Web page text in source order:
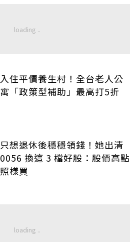
入住平價養生村！全台老人公
寓「政策型補助」最高打5折
只想退休後穩穩領錢！她出清
0056 換這 3 檔好股：股價高點
照樣買